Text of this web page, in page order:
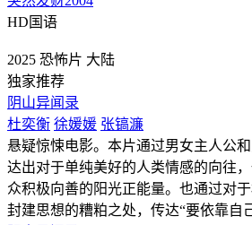
HD国语
2025 恐怖片 大陆
独家推荐
阴山异闻录
杜奕衡 徐媛媛 张镐濂
悬疑惊悚电影。本片通过男女主人公
达出对于单纯美好的人类情感的向往
众积极向善的阳光正能量。也通过对
封建思想的糟粕之处，传达“要依靠自